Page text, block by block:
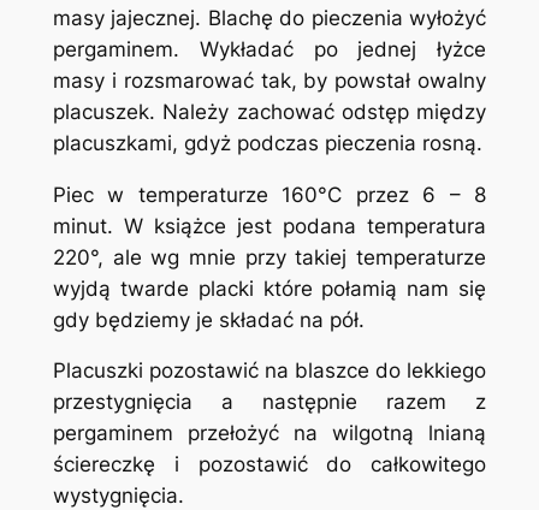
masy jajecznej. Blachę do pieczenia wyłożyć
pergaminem. Wykładać po jednej łyżce
masy i rozsmarować tak, by powstał owalny
placuszek. Należy zachować odstęp między
placuszkami, gdyż podczas pieczenia rosną.
Piec w temperaturze 160°C przez 6 – 8
minut. W książce jest podana temperatura
220°, ale wg mnie przy takiej temperaturze
wyjdą twarde placki które połamią nam się
gdy będziemy je składać na pół.
Placuszki pozostawić na blaszce do lekkiego
przestygnięcia a następnie razem z
pergaminem przełożyć na wilgotną lnianą
ściereczkę i pozostawić do całkowitego
wystygnięcia.